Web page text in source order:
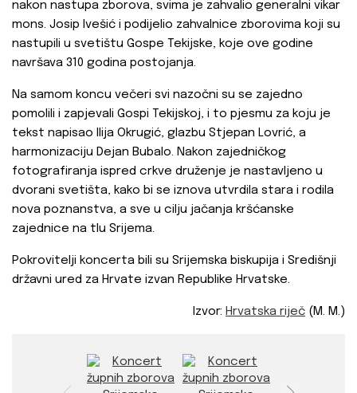
nakon nastupa zborova, svima je zahvalio generalni vikar
mons. Josip Ivešić i podijelio zahvalnice zborovima koji su
nastupili u svetištu Gospe Tekijske, koje ove godine
navršava 310 godina postojanja.
Na samom koncu večeri svi nazočni su se zajedno
pomolili i zapjevali Gospi Tekijskoj, i to pjesmu za koju je
tekst napisao Ilija Okrugić, glazbu Stjepan Lovrić, a
harmonizaciju Dejan Bubalo. Nakon zajedničkog
fotografiranja ispred crkve druženje je nastavljeno u
dvorani svetišta, kako bi se iznova utvrdila stara i rodila
nova poznanstva, a sve u cilju jačanja kršćanske
zajednice na tlu Srijema.
Pokrovitelji koncerta bili su Srijemska biskupija i Središnji
državni ured za Hrvate izvan Republike Hrvatske.
Izvor: Hrvatska riječ (M. M.)